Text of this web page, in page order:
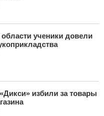
ученики довели
избили за товары